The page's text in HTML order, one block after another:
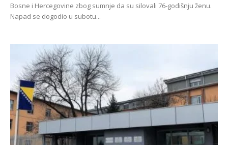
Bosne i Hercegovine zbog sumnje da su silovali 76-godišnju ženu.
Napad se dogodio u subotu...